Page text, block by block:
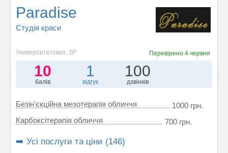
Paradise
Студія краси
Университетская, 2Р Перевірено 4 червня
10
балів
1
відгук
100
дзвінків
Безін'єкційна мезотерапія обличчя
1000 грн.
Карбоксітерапія обличчя
700 грн.
➡️ Усі послуги та ціни (146)